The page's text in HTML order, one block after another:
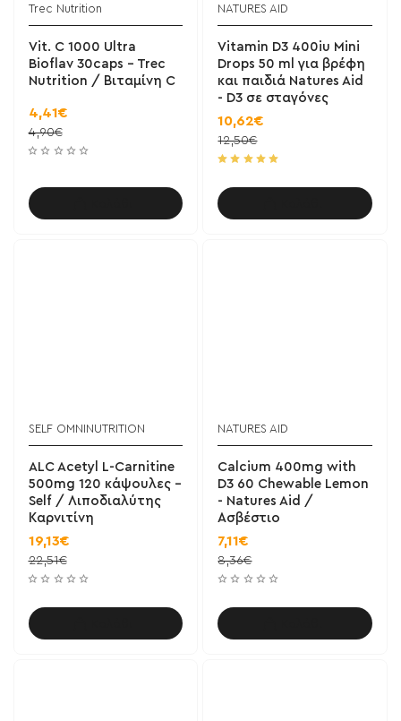
Trec Nutrition
Vit. C 1000 Ultra
Bioflav 30caps - Trec
Nutrition / Βιταμίνη C
4,41€
4,90€
NATURES AID
Vitamin D3 400iu Mini
Drops 50 ml για βρέφη
και παιδιά Natures Aid
- D3 σε σταγόνες
10,62€
12,50€
SELF OMNINUTRITION
ALC Acetyl L-Carnitine
500mg 120 κάψουλες -
Self / Λιποδιαλύτης
Καρνιτίνη
19,13€
22,51€
NATURES AID
Calcium 400mg with
D3 60 Chewable Lemon
- Natures Aid /
Ασβέστιο
7,11€
8,36€